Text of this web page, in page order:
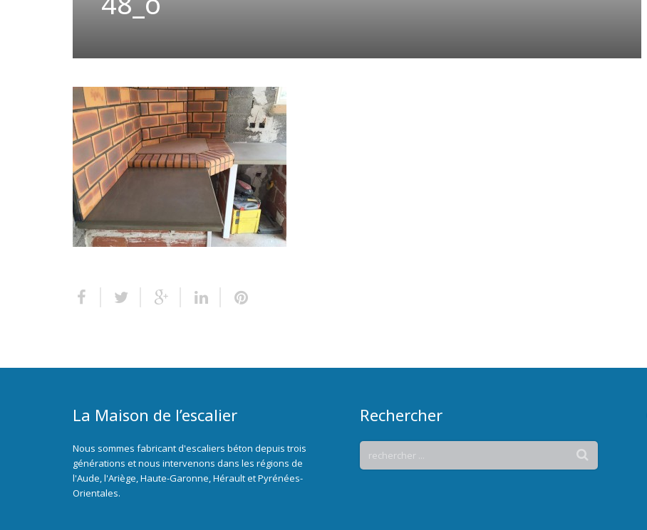
La Maison de l’escalier
Nous sommes fabricant d'escaliers béton depuis trois
générations et nous intervenons dans les régions de
l'Aude, l'Ariège, Haute-Garonne, Hérault et Pyrénées-
Orientales.
Rechercher